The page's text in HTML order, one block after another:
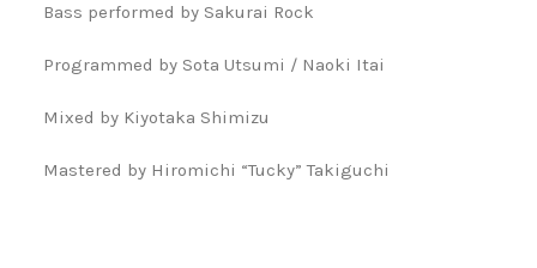
Bass performed by Sakurai Rock
Programmed by Sota Utsumi / Naoki Itai
Mixed by Kiyotaka Shimizu
Mastered by Hiromichi “Tucky” Takiguchi